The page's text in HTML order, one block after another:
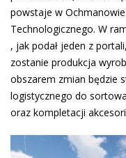
powstaje w
Technologicznego. W
, jak podał jeden z
zostanie produkcja
obszarem zmian będzie
logistycznego do
oraz kompletacji